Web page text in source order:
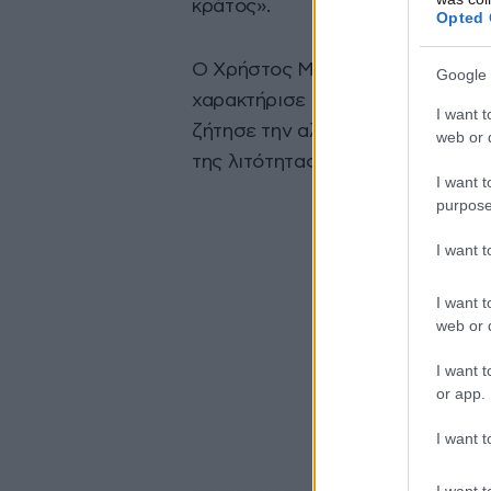
Opted
Google
I want
web or
I want
I want
I want
web or
I want
or app.
I want
κράτος».
Ο Χρήστος Μαντάς, τέλος,
χαρακτήρισε το θέμα της
ζήτησε την αλληλεγγύη των
της λιτότητας.